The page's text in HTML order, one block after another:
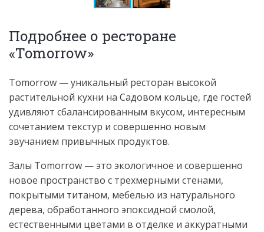
Подробнее о ресторане
«Tomorrow»
Tomorrow — уникальный ресторан высокой
растительной кухни на Садовом кольце, где гостей
удивляют сбалансированным вкусом, интересным
сочетанием текстур и совершенно новым
звучанием привычных продуктов.
Залы Tomorrow — это экологичное и совершенно
новое пространство с трехмерными стенами,
покрытыми титаном, мебелью из натурального
дерева, обработанного эпоксидной смолой,
естественными цветами в отделке и аккуратными